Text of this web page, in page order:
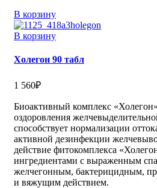
В корзину
В корзину
Холегон 90 табл
1 560₽
Биоактивный комплекс
оздоровления
способствует нормализации
активной дезинфекции
действие фитокомплекса
ингредиентами с выраженным
желчегонным, бактерицидным,
и вяжущим действием.